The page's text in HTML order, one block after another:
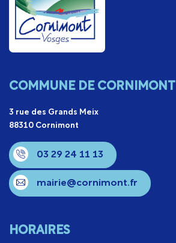
COMMUNE DE CORNIMONT
3 rue des Grands Meix
88310 Cornimont
03 29 24 11 13
mairie@cornimont.fr
HORAIRES